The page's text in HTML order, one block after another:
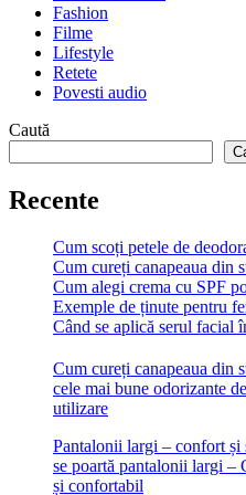
Fashion
Filme
Lifestyle
Retete
Povesti audio
Caută
Recente
Cum scoți petele de
Cum cureți canapeaua din
Cum alegi crema cu SPF
Exemple de ținute pentru
Când se aplică serul facial
Cum cureți canapeaua din
cele mai bune odorizante
utilizare
Pantalonii largi – confort și
se poartă pantalonii largi –
și confortabil